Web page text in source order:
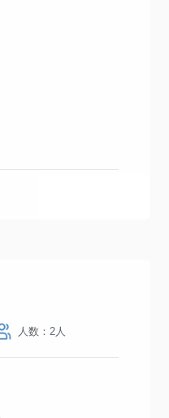
人数：2人